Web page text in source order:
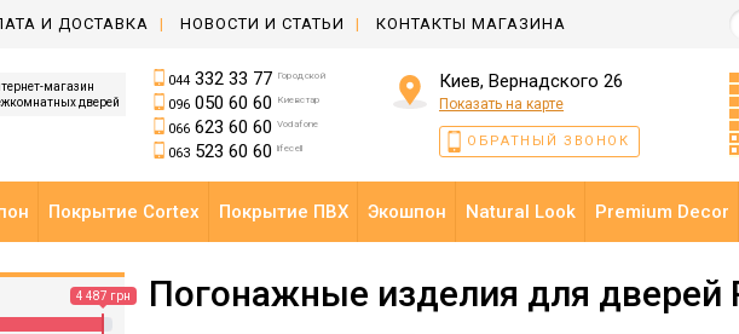
И ДОСТАВКА НОВОСТИ И СТАТЬИ КОНТАКТЫ МАГАЗИНА
магазин
дверей
Киев, Вернадского 26
Показать на карте
ОБРАТНЫЙ ЗВОНОК
044332 33 77 Городской
096050 60 60 Киевстар
066623 60 60 Vodafone
063523 60 60 lifecell
Покрытие Cortex Покрытие ПВХ Экошпон Natural Look Premium Decor
Погонажные изделия для дверей
4 487 грн